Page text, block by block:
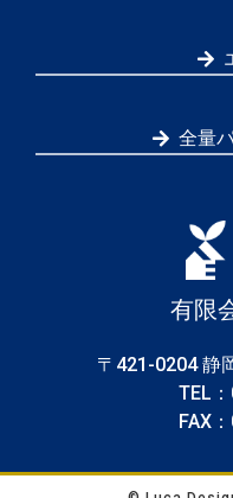
全量
有限
〒421-0204 静
TEL
FAX